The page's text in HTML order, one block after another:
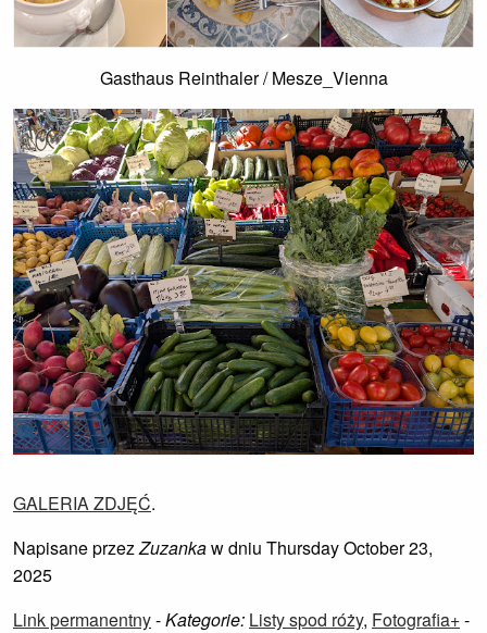
Gasthaus Reinthaler / Mesze_Vienna
GALERIA ZDJĘĆ.
Napisane przezZuzankaw dniu Thursday October 23,
2025
Link permanentny-Kategorie: Listy spod róży, Fotografia+-